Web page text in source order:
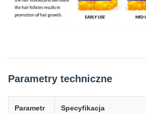
Parametry techniczne
Parametr Specyfikacja